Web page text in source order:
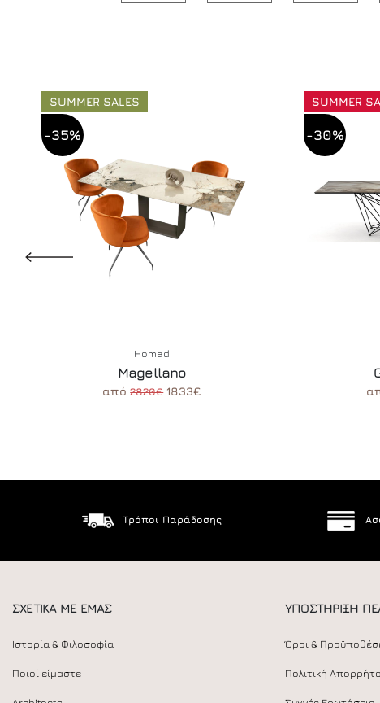
SUMMER SALES
-35%
Homad
Magellano
από2820€1833€
SUMMER
-30%
Τρόποι Παράδοσης
ΣΧΕΤΙΚΑ ΜΕ ΕΜΑΣ
Ιστορία & Φιλοσοφία
Ποιοί είμαστε
ΥΠΟΣΤΗΡΙΞΗ
Όροι &
Πολιτική